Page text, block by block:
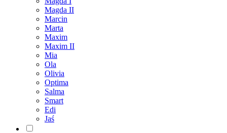
Magda II
Marcin
Marta
Maxim
Maxim II
Mia
Ola
Olivia
Optima
Salma
Smart
Edi
Jaś